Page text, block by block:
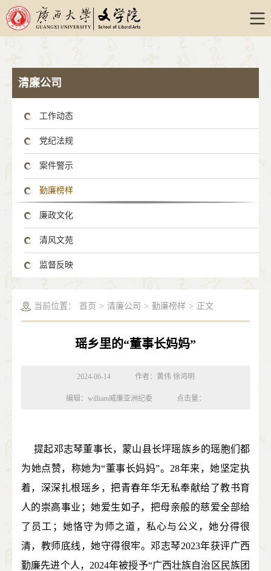
william威廉亚洲-威廉希尔williamhill
清廉公司
工作动态
党纪法规
案件警示
勤廉榜样
廉政文化
清风文苑
监督反映
当前位置： 首页 > 清廉公司 > 勤廉榜样 > 正文
瑶乡里的“董事长妈妈”
2024-06-14 作者：黄伟 徐鸿明
编辑：william威廉亚洲纪委 点击量：
提起邓志琴董事长，蒙山县长坪瑶族乡的瑶胞们都
为她点赞，称她为“董事长妈妈”。28年来，她坚定执
着，深深扎根瑶乡，把青春年华无私奉献给了教书育
人的崇高事业；她爱生如子，把母亲般的慈爱全部给
了员工；她恪守为师之道，私心与公义，她分得很
清，教师底线，她守得很牢。邓志琴2023年获评广西
勤廉先进个人，2024年被授予“广西壮族自治区民族团